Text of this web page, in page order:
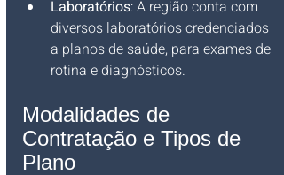
Laboratórios: A região conta com
diversos laboratórios credenciados
a planos de saúde, para exames de
rotina e diagnósticos.
Modalidades de
Contratação e Tipos de
Plano